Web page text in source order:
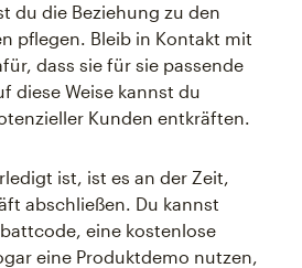
du die Beziehung zu den
pflegen. Bleib in Kontakt mit
dass sie für sie passende
diese Weise kannst du
Kunden entkräften.
ist, ist es an der Zeit,
abschließen. Du kannst
eine kostenlose
eine Produktdemo nutzen,